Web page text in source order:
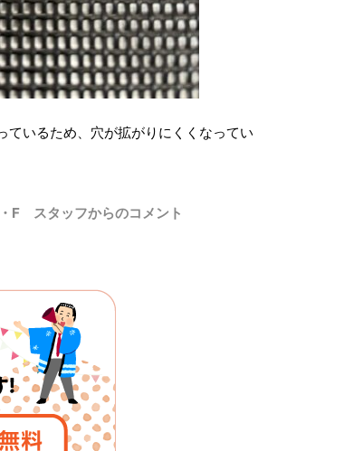
ているため、穴が拡がりにくくなってい
F スタッフからのコメント